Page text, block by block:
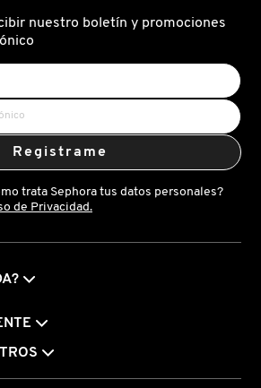
nuestro boletín y promociones
Registrame
trata Sephora tus datos personales?
de Privacidad.